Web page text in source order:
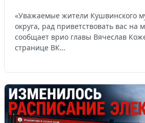
«Уважаемые жители Кушвинского
округа, рад приветствовать вас на
сообщает врио главы Вячеслав
странице ВК…